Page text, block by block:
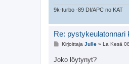
9k-turbo -89 DI/APC no KAT
Re: pystykeulatonnari
V
s
Kirjoittaja Julle» La Kesä
Joko löytynyt?